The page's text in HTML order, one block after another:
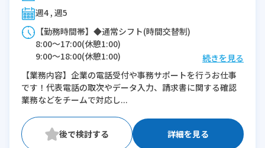
週4 , 週5
【勤務時間帯】◆通常シフト(時間交替制)
8:00〜17:00(休憩1:00)
9:00〜18:00(休憩1:00)
11:00〜20:00(休憩1:00)
※残業：0〜20時間程度/月
続きを見る
【業務内容】企業の電話受付や事務サポートを行うお仕事
です！代表電話の取次やデータ入力、請求書に関する確認
業務などをチームで対応し...
詳細を見る